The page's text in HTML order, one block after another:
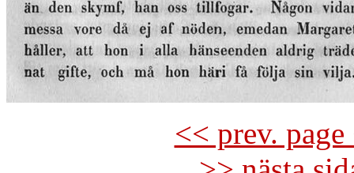
<< prev.